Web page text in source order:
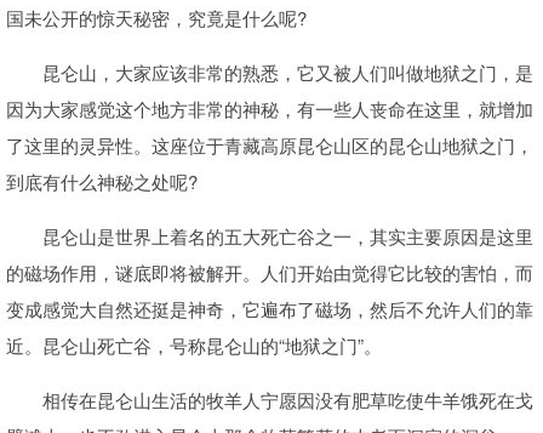
国未公开的惊天秘密，究竟是什么呢?
昆仑山，大家应该非常的熟悉，它又被人们叫做地狱之门，是
因为大家感觉这个地方非常的神秘，有一些人丧命在这里，就增加
了这里的灵异性。这座位于青藏高原昆仑山区的昆仑山地狱之门，
到底有什么神秘之处呢?
昆仑山是世界上着名的五大死亡谷之一，其实主要原因是这里
的磁场作用，谜底即将被解开。人们开始由觉得它比较的害怕，而
变成感觉大自然还挺是神奇，它遍布了磁场，然后不允许人们的靠
近。昆仑山死亡谷，号称昆仑山的“地狱之门”。
相传在昆仑山生活的牧羊人宁愿因没有肥草吃使牛羊饿死在戈